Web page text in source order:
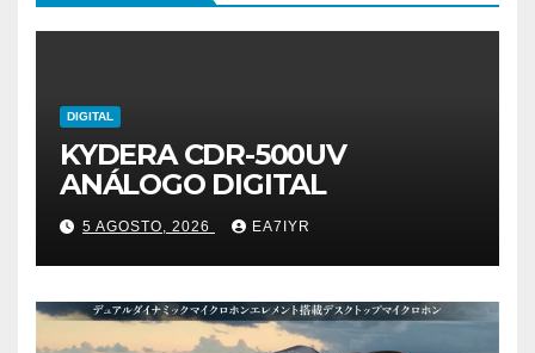
DIGITAL
KYDERA CDR-500UV
ANÁLOGO DIGITAL
5 AGOSTO, 2026 EA7IYR